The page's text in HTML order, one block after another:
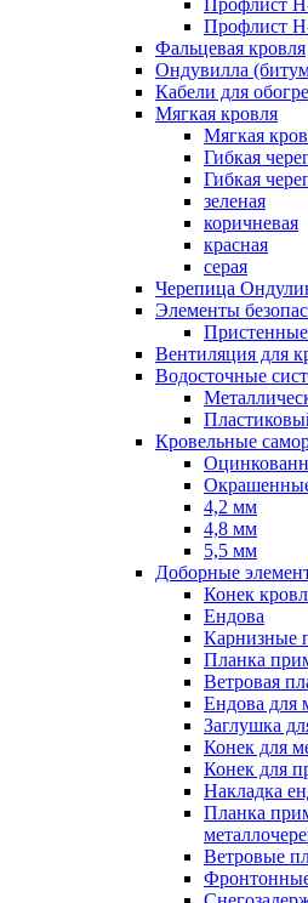
Профлист
Профлист
Фальцевая кровля
Ондувилла
Кабели для
Мягкая кровля
Мягкая
Гибкая
Гибкая
зеленая
коричневая
красная
серая
Черепица
Элементы
Вентиляция для
Водосточные
Кровельные
4,2 мм
4,8 мм
5,5 мм
Доборные
Конек
Ендова
Карнизные
Планка
Ветровая
Ендова для
Заглушка
Конек для
Конек для
Накладка
Планка
Ветровые